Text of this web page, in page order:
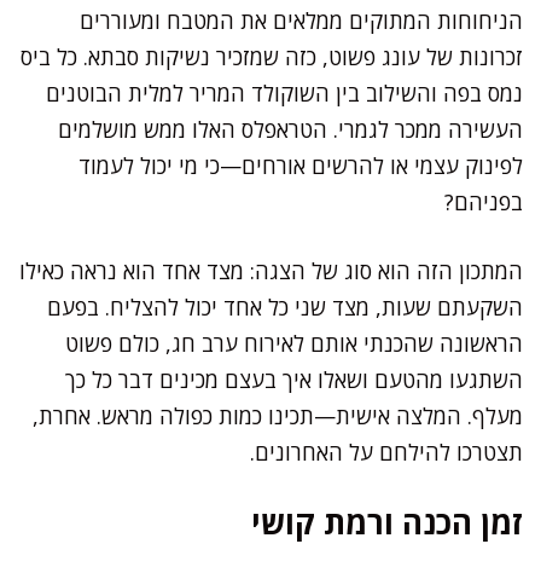
הניחוחות המתוקים ממלאים את המטבח ומעוררים
זכרונות של עונג פשוט, כזה שמזכיר נשיקות סבתא. כל ביס
נמס בפה והשילוב בין השוקולד המריר למלית הבוטנים
העשירה ממכר לגמרי. הטראפלס האלו ממש מושלמים
לפינוק עצמי או להרשים אורחים—כי מי יכול לעמוד
בפניהם?
המתכון הזה הוא סוג של הצגה: מצד אחד הוא נראה כאילו
השקעתם שעות, מצד שני כל אחד יכול להצליח. בפעם
הראשונה שהכנתי אותם לאירוח ערב חג, כולם פשוט
השתגעו מהטעם ושאלו איך בעצם מכינים דבר כל כך
מעלף. המלצה אישית—תכינו כמות כפולה מראש. אחרת,
תצטרכו להילחם על האחרונים.
זמן הכנה ורמת קושי